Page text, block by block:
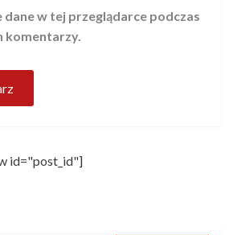
w tej przeglądarce podczas
komentarzy.
id="post_id"]